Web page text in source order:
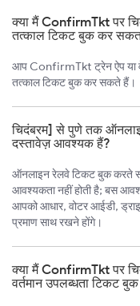
क्या मैं ConfirmTkt पर
तत्काल टिकट बुक कर
आप ConfirmTkt ट्रेन ऐप या
तत्काल टिकट बुक कर सकते हैं।
चिदंबरम] से पुणे तक
दस्तावेज़ आवश्यक हैं?
ऑनलाइन रेलवे टिकट बुक करते
आवश्यकता नहीं होती है; बस
आपको आधार, वोटर आईडी,
प्रमाण साथ रखने होंगे।
क्या मैं ConfirmTkt पर
वर्तमान उपलब्धता टिकट